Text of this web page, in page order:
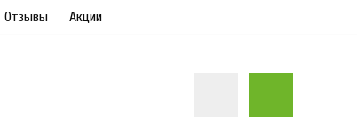
Отзывы Акции